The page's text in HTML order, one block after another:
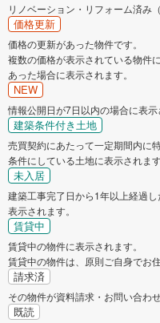
リノベーション・リフォーム済み
価格更新
価格の更新があった物件です。
複数の価格が表示されている物件
あった場合に表示されます。
NEW
情報公開日が7日以内の場合に表示
建築条件付き土地
売買契約にあたって一定期間内に
条件にしている土地に表示されます
未入居
建築工事完了日から1年以上経過
表示されます。
賃貸中
賃貸中の物件に表示されます。
賃貸中の物件は、原則ご自身でお
請求済
その物件が資料請求・お問い合わ
既読